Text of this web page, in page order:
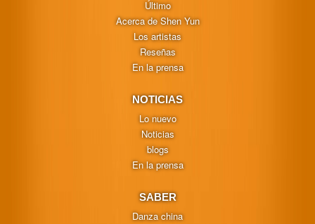
Último
Acerca de Shen Yun
Los artistas
Reseñas
En la prensa
NOTICIAS
Lo nuevo
Noticias
blogs
En la prensa
SABER
Danza china